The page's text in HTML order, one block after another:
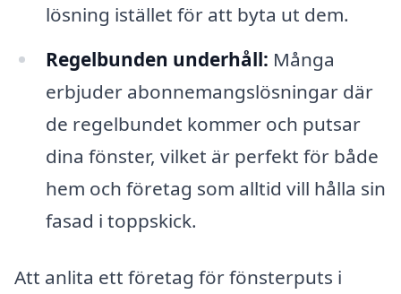
lösning istället för att byta ut dem.
Regelbunden underhåll: Många
erbjuder abonnemangslösningar där
de regelbundet kommer och putsar
dina fönster, vilket är perfekt för både
hem och företag som alltid vill hålla sin
fasad i toppskick.
Att anlita ett företag för fönsterputs i